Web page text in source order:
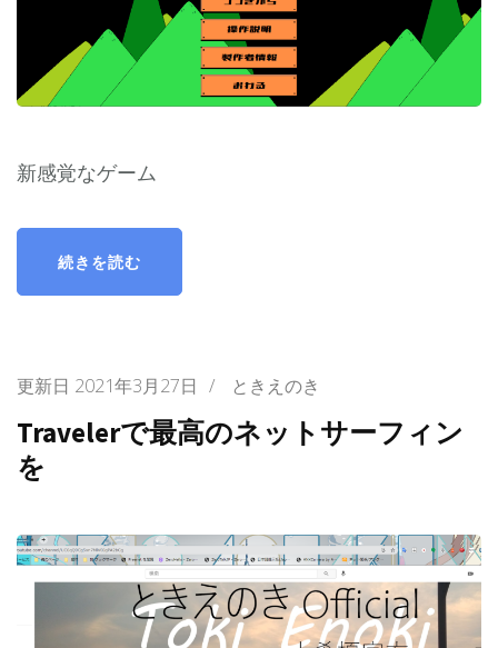
新感覚なゲーム
続きを読む
更新日 2021年3月27日 / ときえのき
Travelerで最高のネットサーフィン
を